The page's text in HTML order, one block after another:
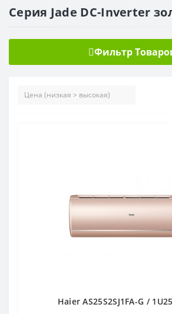
Серия Jade DC-Inverter
Фильтр
Haier AS25S2SJ1FA-G /